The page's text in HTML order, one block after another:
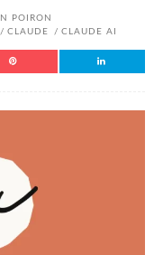
POIRON
CLAUDE CLAUDE AI